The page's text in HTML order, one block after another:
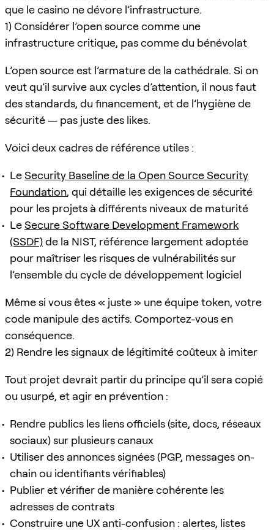
que le casino ne dévore l’infrastructure.
1) Considérer l’open source comme une
infrastructure critique, pas comme du bénévolat
L’open source est l’armature de la cathédrale. Si on
veut qu’il survive aux cycles d’attention, il nous faut
des standards, du financement, et de l’hygiène de
sécurité — pas juste des likes.
Voici deux cadres de référence utiles :
LeSecurity Baseline de la Open Source Security
Foundation, qui détaille les exigences de sécurité
pour les projets à différents niveaux de maturité
LeSecure Software Development Framework
(SSDF)de la NIST, référence largement adoptée
pour maîtriser les risques de vulnérabilités sur
l’ensemble du cycle de développement logiciel
Même si vous êtes « juste » une équipe token, votre
code manipule des actifs. Comportez-vous en
conséquence.
2) Rendre les signaux de légitimité coûteux à imiter
Tout projet devrait partir du principe qu’il sera copié
ou usurpé, et agir en prévention :
Rendre publics les liens officiels (site, docs, réseaux
sociaux) sur plusieurs canaux
Utiliser des annonces signées (PGP, messages on-
chain ou identifiants vérifiables)
Publier et vérifier de manière cohérente les
adresses de contrats
Construire une UX anti-confusion : alertes, listes